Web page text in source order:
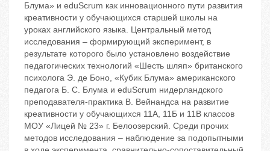
Блума» и eduScrum как инновационного пути развития
креативности у обучающихся старшей школы на
уроках английского языка. Центральный метод
исследования – формирующий эксперимент, в
результате которого было установлено воздействие
педагогических технологий «Шесть шляп» британского
психолога Э. де Боно, «Кубик Блума» американского
педагога Б. С. Блума и eduScrum нидерландского
преподавателя-практика В. Вейнандса на развитие
креативности у обучающихся 11А, 11Б и 11В классов
МОУ «Лицей № 23» г. Белоозерский. Среди прочих
методов исследования – наблюдение за подопытными